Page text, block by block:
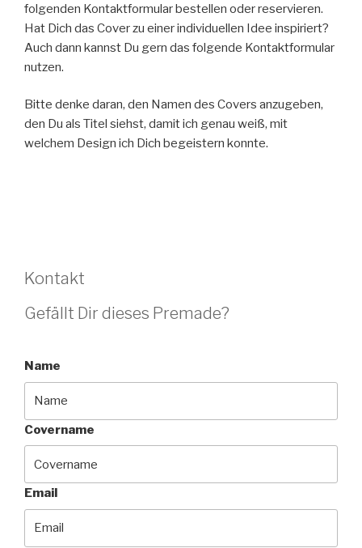
folgenden Kontaktformular bestellen oder reservieren.
Hat Dich das Cover zu einer individuellen Idee inspiriert?
Auch dann kannst Du gern das folgende Kontaktformular
nutzen.
Bitte denke daran, den Namen des Covers anzugeben,
den Du als Titel siehst, damit ich genau weiß, mit
welchem Design ich Dich begeistern konnte.
Kontakt
Gefällt Dir dieses Premade?
Name
Covername
Email